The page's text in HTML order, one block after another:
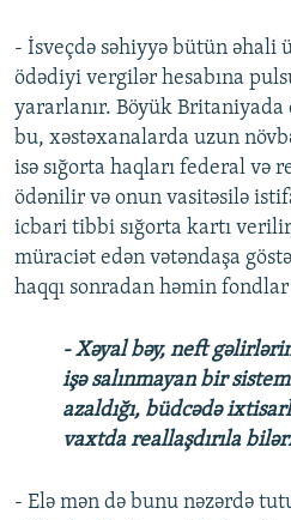
- İsveçdə səhiyyə bütün əhali
ödədiyi vergilər hesabına
yararlanır. Böyük Britaniyada
bu, xəstəxanalarda uzun
isə sığorta haqları federal və
ödənilir və onun vasitəsilə
icbari tibbi sığorta kartı
müraciət edən vətəndaşa
haqqı sonradan həmin
- Xəyal bəy, neft
işə salınmayan bir
azaldığı, büdcədə
vaxtda reallaşdırıla
- Elə mən də bunu nəzərdə